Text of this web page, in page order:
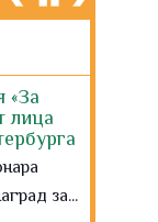
«За
лица
за...